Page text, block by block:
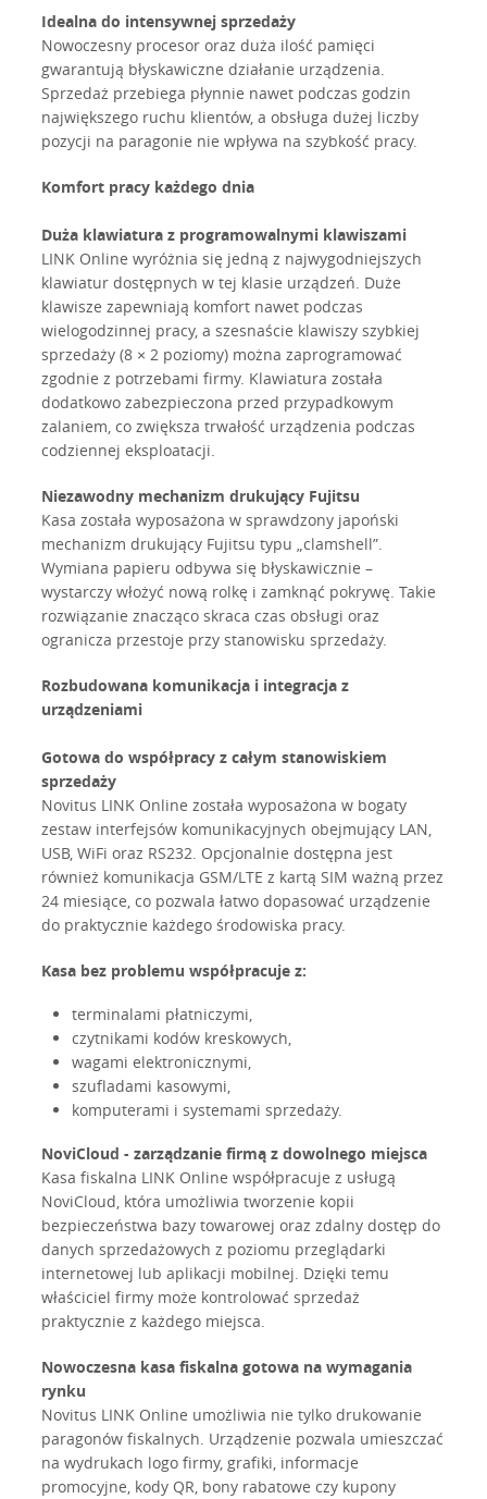
Idealna do intensywnej sprzedaży
Nowoczesny procesor oraz duża ilość pamięci
gwarantują błyskawiczne działanie urządzenia.
Sprzedaż przebiega płynnie nawet podczas godzin
największego ruchu klientów, a obsługa dużej liczby
pozycji na paragonie nie wpływa na szybkość pracy.
Komfort pracy każdego dnia
Duża klawiatura z programowalnymi klawiszami
LINK Online wyróżnia się jedną z najwygodniejszych
klawiatur dostępnych w tej klasie urządzeń. Duże
klawisze zapewniają komfort nawet podczas
wielogodzinnej pracy, a szesnaście klawiszy szybkiej
sprzedaży (8 × 2 poziomy) można zaprogramować
zgodnie z potrzebami firmy. Klawiatura została
dodatkowo zabezpieczona przed przypadkowym
zalaniem, co zwiększa trwałość urządzenia podczas
codziennej eksploatacji.
Niezawodny mechanizm drukujący Fujitsu
Kasa została wyposażona w sprawdzony japoński
mechanizm drukujący Fujitsu typu „clamshell”.
Wymiana papieru odbywa się błyskawicznie –
wystarczy włożyć nową rolkę i zamknąć pokrywę. Takie
rozwiązanie znacząco skraca czas obsługi oraz
ogranicza przestoje przy stanowisku sprzedaży.
Rozbudowana komunikacja i integracja z
urządzeniami
Gotowa do współpracy z całym stanowiskiem
sprzedaży
Novitus LINK Online została wyposażona w bogaty
zestaw interfejsów komunikacyjnych obejmujący LAN,
USB, WiFi oraz RS232. Opcjonalnie dostępna jest
również komunikacja GSM/LTE z kartą SIM ważną przez
24 miesiące, co pozwala łatwo dopasować urządzenie
do praktycznie każdego środowiska pracy.
Kasa bez problemu współpracuje z:
terminalami płatniczymi,
czytnikami kodów kreskowych,
wagami elektronicznymi,
szufladami kasowymi,
komputerami i systemami sprzedaży.
NoviCloud - zarządzanie firmą z dowolnego miejsca
Kasa fiskalna LINK Online współpracuje z usługą
NoviCloud, która umożliwia tworzenie kopii
bezpieczeństwa bazy towarowej oraz zdalny dostęp do
danych sprzedażowych z poziomu przeglądarki
internetowej lub aplikacji mobilnej. Dzięki temu
właściciel firmy może kontrolować sprzedaż
praktycznie z każdego miejsca.
Nowoczesna kasa fiskalna gotowa na wymagania
rynku
Novitus LINK Online umożliwia nie tylko drukowanie
paragonów fiskalnych. Urządzenie pozwala umieszczać
na wydrukach logo firmy, grafiki, informacje
promocyjne, kody QR, bony rabatowe czy kupony